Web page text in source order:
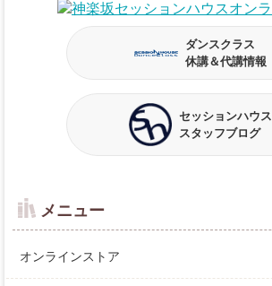
ダンスクラス
休講＆代講情報
セッションハウス
スタッフブログ
メニュー
オンラインストア